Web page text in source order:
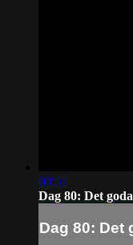
00:57
Dag 80: Det
Dag 80: Det